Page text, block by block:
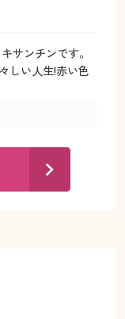
サンチンです。
しい人生!赤い色